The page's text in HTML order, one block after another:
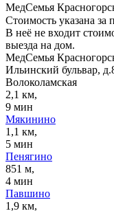
МедСемья
Стоимость указана
В неё не входит
выезда на дом.
МедСемья
Ильинский бульвар,
Волоколамская
2,1 км,
9 мин
Мякинино
1,1 км,
5 мин
Пенягино
851 м,
4 мин
Павшино
1,9 км,